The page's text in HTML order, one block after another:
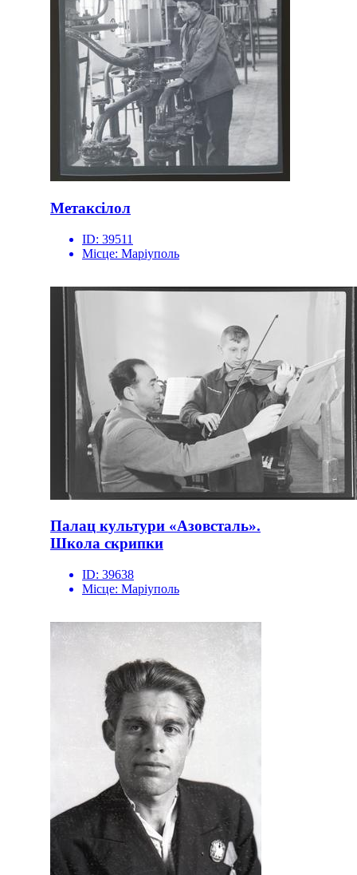
Метаксілол
ID: 39511
Місце: Маріуполь
Палац культури «Азовсталь».
Школа скрипки
ID: 39638
Місце: Маріуполь